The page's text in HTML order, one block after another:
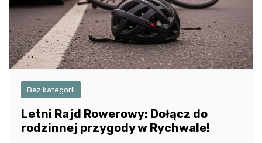
Bez kategorii
Letni Rajd Rowerowy: Dołącz do
rodzinnej przygody w Rychwale!